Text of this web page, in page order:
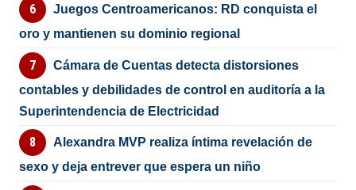
Juegos Centroamericanos: RD conquista el
oro y mantienen su dominio regional
Cámara de Cuentas detecta distorsiones
contables y debilidades de control en auditoría a la
Superintendencia de Electricidad
Alexandra MVP realiza íntima revelación de
sexo y deja entrever que espera un niño